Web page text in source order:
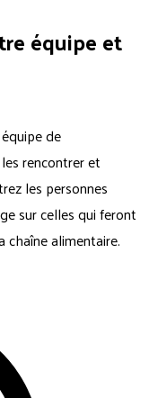
équipe et
de
rencontrer et
les personnes
sur celles qui feront
alimentaire.